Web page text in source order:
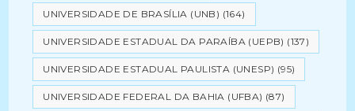
UNIVERSIDADE DE BRASÍLIA (UNB) (164)
UNIVERSIDADE ESTADUAL DA PARAÍBA (UEPB) (137)
UNIVERSIDADE ESTADUAL PAULISTA (UNESP) (95)
UNIVERSIDADE FEDERAL DA BAHIA (UFBA) (87)